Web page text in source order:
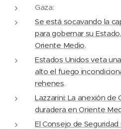
Gaza:
Se está socavando la
para gobernar su
Oriente Medio.
Estados Unidos veta
alto el fuego
rehenes.
Lazzarini: La anexión de
duradera en Oriente
El Consejo de